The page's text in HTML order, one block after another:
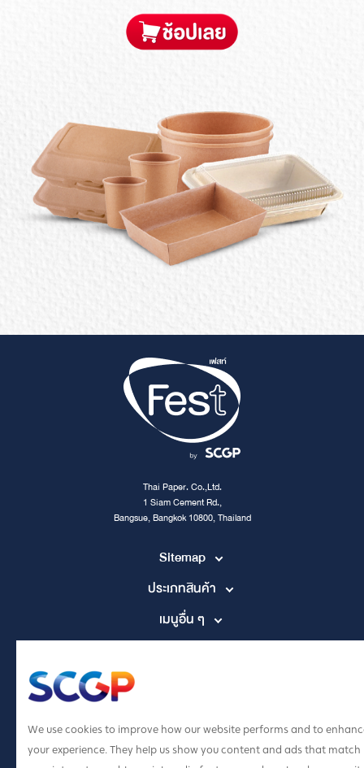
Thai Paper. Co.,Ltd.
1 Siam Cement Rd.,
Bangsue, Bangkok 10800, Thailand
Sitemap
ประเภทสินค้า
เมนูอื่น ๆ
tpccs@scg.com
We use cookies to improve how our website performs and to
your experience. They help us show you content and ads that match